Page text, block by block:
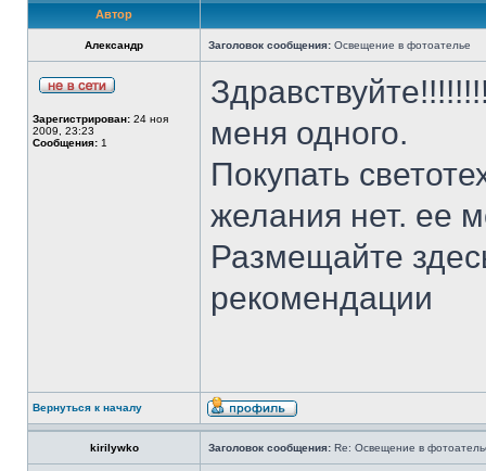
Автор
Александр Заголовок сообщения: Освещение в фотоателье
Зарегистрирован: 24 ноя
2009, 23:23
Сообщения: 1
меня одного.
Покупать
желания нет. ее
Размещайте
рекомендации
Вернуться к началу
kirilywko Заголовок сообщения: Re: Освещение в